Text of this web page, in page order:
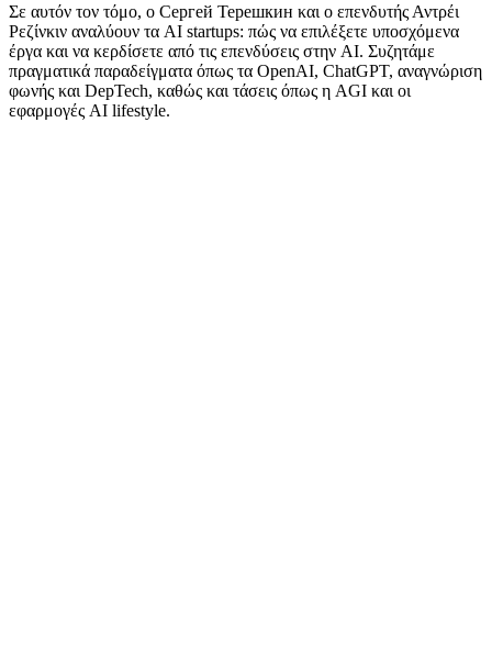
Σε αυτόν τον τόμο, ο Сергей Терешкин και ο επενδυτής Αντρέι
Ρεζίνκιν αναλύουν τα AI startups: πώς να επιλέξετε υποσχόμενα
έργα και να κερδίσετε από τις επενδύσεις στην AI. Συζητάμε
πραγματικά παραδείγματα όπως τα OpenAI, ChatGPT, αναγνώριση
φωνής και DepTech, καθώς και τάσεις όπως η AGI και οι
εφαρμογές AI lifestyle.